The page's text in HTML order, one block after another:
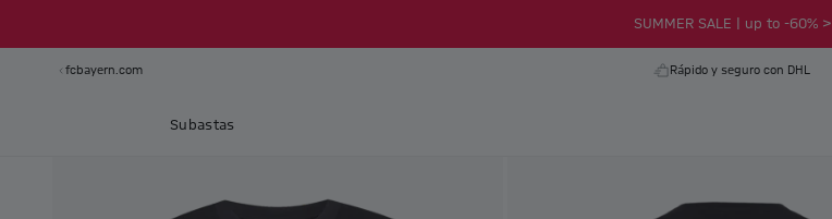
SUMMER SALE | up to -60% >
fcbayern.com Rápido y seguro con DHL
Subastas